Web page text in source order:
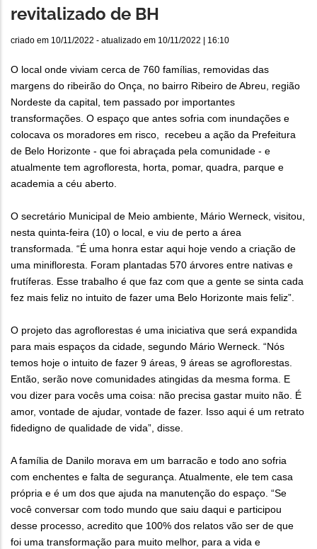
revitalizado de BH
criado em 10/11/2022 - atualizado em 10/11/2022 | 16:10
O local onde viviam cerca de 760 famílias, removidas das
margens do ribeirão do Onça, no bairro Ribeiro de Abreu, região
Nordeste da capital, tem passado por importantes
transformações. O espaço que antes sofria com inundações e
colocava os moradores em risco, recebeu a ação da Prefeitura
de Belo Horizonte - que foi abraçada pela comunidade - e
atualmente tem agrofloresta, horta, pomar, quadra, parque e
academia a céu aberto.
O secretário Municipal de Meio ambiente, Mário Werneck, visitou,
nesta quinta-feira (10) o local, e viu de perto a área
transformada. “É uma honra estar aqui hoje vendo a criação de
uma minifloresta. Foram plantadas 570 árvores entre nativas e
frutíferas. Esse trabalho é que faz com que a gente se sinta cada
fez mais feliz no intuito de fazer uma Belo Horizonte mais feliz”.
O projeto das agroflorestas é uma iniciativa que será expandida
para mais espaços da cidade, segundo Mário Werneck. “Nós
temos hoje o intuito de fazer 9 áreas, 9 áreas se agroflorestas.
Então, serão nove comunidades atingidas da mesma forma. E
vou dizer para vocês uma coisa: não precisa gastar muito não. É
amor, vontade de ajudar, vontade de fazer. Isso aqui é um retrato
fidedigno de qualidade de vida”, disse.
A família de Danilo morava em um barracão e todo ano sofria
com enchentes e falta de segurança. Atualmente, ele tem casa
própria e é um dos que ajuda na manutenção do espaço. “Se
você conversar com todo mundo que saiu daqui e participou
desse processo, acredito que 100% dos relatos vão ser de que
foi uma transformação para muito melhor, para a vida e